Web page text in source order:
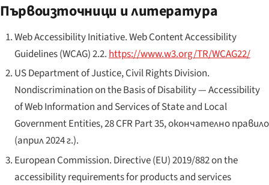
Първоизточници и литература
Web Accessibility Initiative.Web Content Accessibility
Guidelines (WCAG) 2.2.https://www.w3.org/TR/WCAG22/
US Department of Justice, Civil Rights Division.
Nondiscrimination on the Basis of Disability — Accessibility
of Web Information and Services of State and Local
Government Entities, 28 CFR Part 35, окончателно правило
(април 2024 г.).
European Commission. Directive (EU) 2019/882 on the
accessibility requirements for products and services